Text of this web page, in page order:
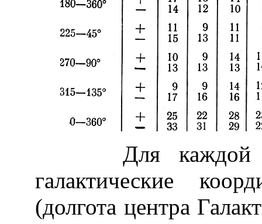
Для каждой
галактические
(долгота центра